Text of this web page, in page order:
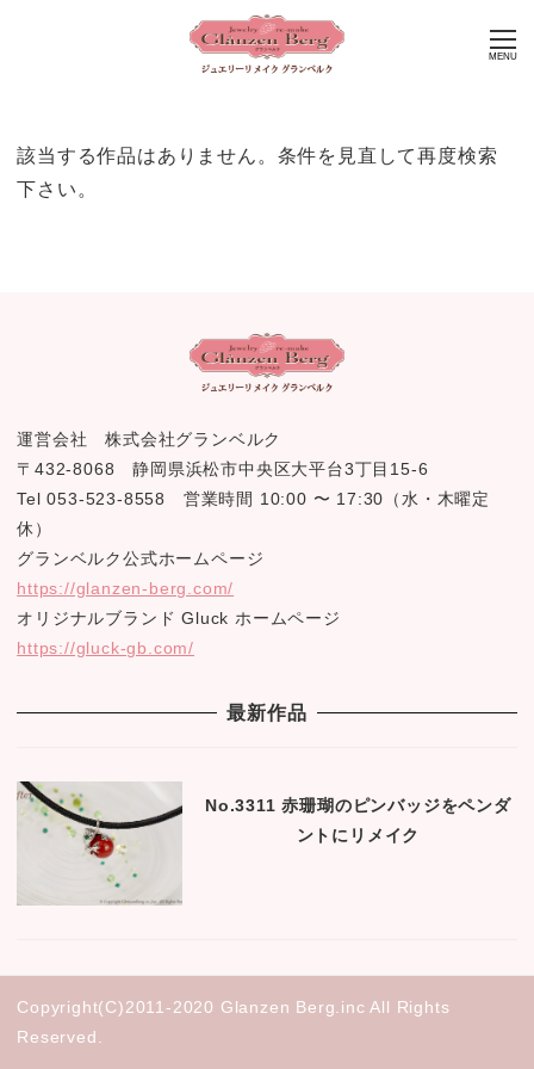
MENU
該当する作品はありません。条件を見直して再度検索
下さい。
運営会社 株式会社グランベルク
〒432-8068 静岡県浜松市中央区大平台3丁目15-6
Tel 053-523-8558 営業時間 10:00 〜 17:30（水・木曜定
休）
グランベルク公式ホームページ
https://glanzen-berg.com/
オリジナルブランド Gluck ホームページ
https://gluck-gb.com/
最新作品
No.3311 赤珊瑚のピンバッジをペンダ
ントにリメイク
Copyright(C)2011-2020 Glanzen Berg.inc All Rights
Reserved.